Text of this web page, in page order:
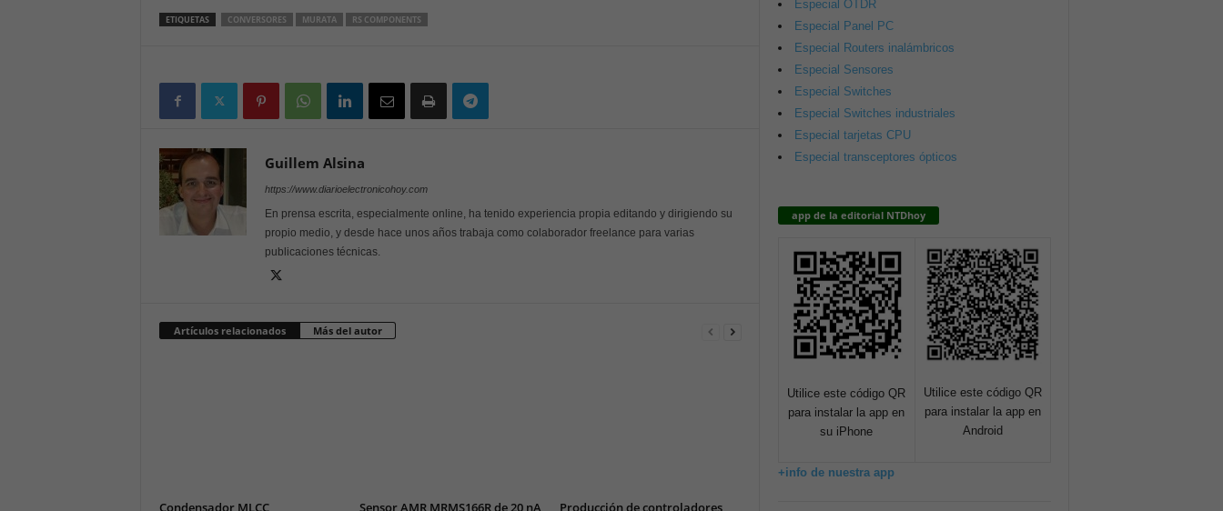
ETIQUETAS CONVERSORES MURATA RS COMPONENTS
Guillem Alsina
https://www.diarioelectronicohoy.com
En prensa escrita, especialmente online, ha tenido experiencia propia editando y dirigiendo su
propio medio, y desde hace unos años trabaja como colaborador freelance para varias
publicaciones técnicas.
Artículos relacionados Más del autor
Condensador MLCC
Sensor AMR MRMS166R de 20 nA
Producción de controladores
Especial OTDR
Especial Panel PC
Especial Routers inalámbricos
Especial Sensores
Especial Switches
Especial Switches industriales
Especial tarjetas CPU
Especial transceptores ópticos
app de la editorial NTDhoy
Utilice este código QR
para instalar la app en
su iPhone
Utilice este código QR
para instalar la app en
Android
+info de nuestra app